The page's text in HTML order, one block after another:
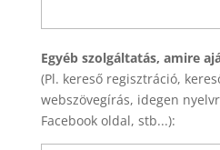
Egyéb szolgáltatás, amire
(Pl. kereső regisztráció,
webszövegírás, idegen
Facebook oldal, stb...):